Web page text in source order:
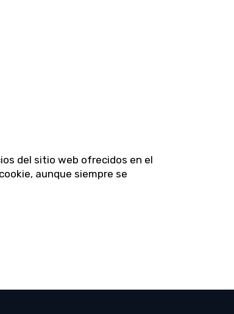
del sitio web ofrecidos en el
aunque siempre se